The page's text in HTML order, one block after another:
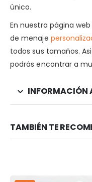
único.
En nuestra página
de menaje
todos sus tamaños.
podrás encontrar a
INFORMACIÓN
TAMBIÉN TE